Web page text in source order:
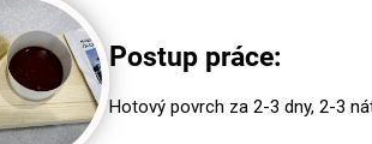
Postup práce:
Hotový povrch za 2-3 dny, 2-3